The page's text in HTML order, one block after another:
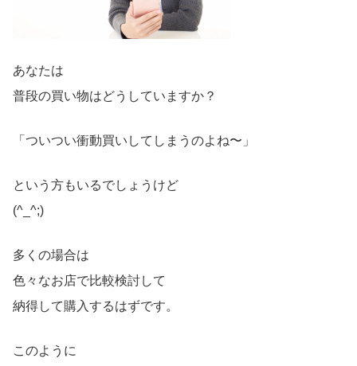
あなたは
普段の買い物はどうしていますか？
「ついつい衝動買いしてしまうのよね〜」
という方もいるでしょうけど
(^_^;)
多くの場合は
色々なお店で比較検討して
納得して購入するはずです。
このように